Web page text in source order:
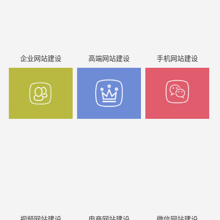
企业网站建设 高端网站建设 手机网站建设